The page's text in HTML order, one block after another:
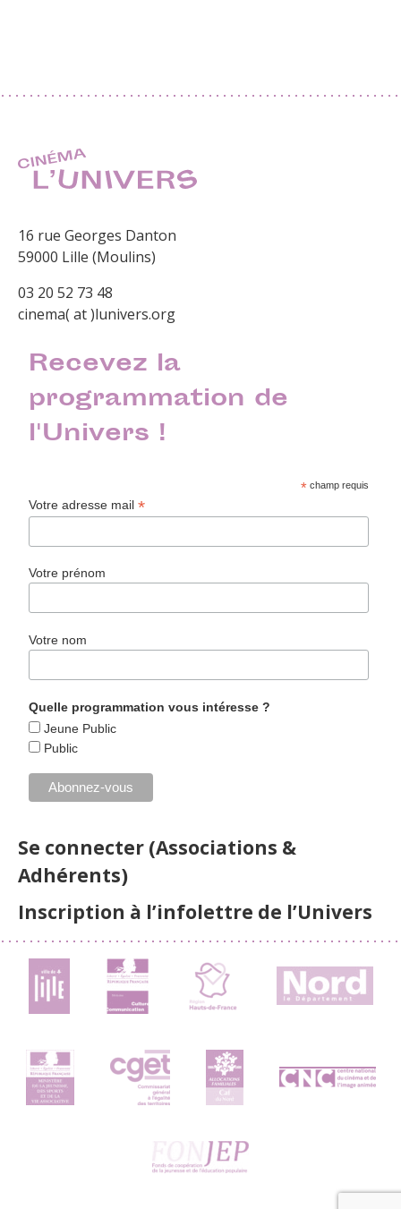
16 rue Georges Danton
59000 Lille (Moulins)
03 20 52 73 48
cinema( at )lunivers.org
Recevez la
programmation de
l'Univers !
* champ requis
Votre adresse mail*
Votre prénom
Votre nom
Quelle programmation vous intéresse ?
Jeune Public
Public
Se connecter (Associations &
Adhérents)
Inscription à l’infolettre de l’Univers